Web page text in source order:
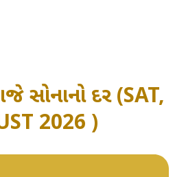
સોનાનો દર (SAT,
2026 )